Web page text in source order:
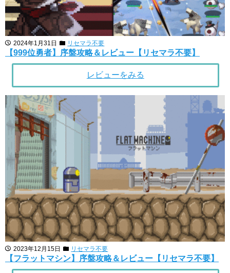
2024年1月31日 リセマラ不要
【999位勇者】序盤攻略＆レビュー【リセマラ不要】
レビューをみる
2023年12月15日 リセマラ不要
【フラットマシン】序盤攻略＆レビュー【リセマラ不要】